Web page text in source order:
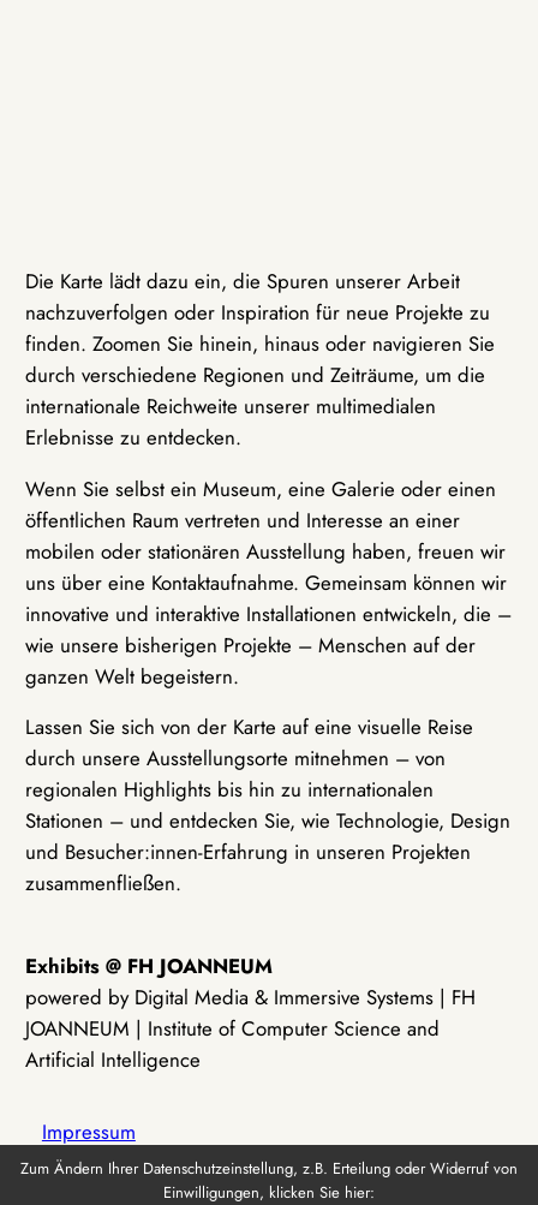
Die Karte lädt dazu ein, die Spuren unserer Arbeit
nachzuverfolgen oder Inspiration für neue Projekte zu
finden. Zoomen Sie hinein, hinaus oder navigieren Sie
durch verschiedene Regionen und Zeiträume, um die
internationale Reichweite unserer multimedialen
Erlebnisse zu entdecken.
Wenn Sie selbst ein Museum, eine Galerie oder einen
öffentlichen Raum vertreten und Interesse an einer
mobilen oder stationären Ausstellung haben, freuen wir
uns über eine Kontaktaufnahme. Gemeinsam können wir
innovative und interaktive Installationen entwickeln, die –
wie unsere bisherigen Projekte – Menschen auf der
ganzen Welt begeistern.
Lassen Sie sich von der Karte auf eine visuelle Reise
durch unsere Ausstellungsorte mitnehmen – von
regionalen Highlights bis hin zu internationalen
Stationen – und entdecken Sie, wie Technologie, Design
und Besucher:innen-Erfahrung in unseren Projekten
zusammenfließen.
Exhibits @ FH JOANNEUM
powered by Digital Media & Immersive Systems | FH
JOANNEUM | Institute of Computer Science and
Artificial Intelligence
Impressum
Zum Ändern Ihrer Datenschutzeinstellung, z.B. Erteilung oder Widerruf von
Einwilligungen, klicken Sie hier: